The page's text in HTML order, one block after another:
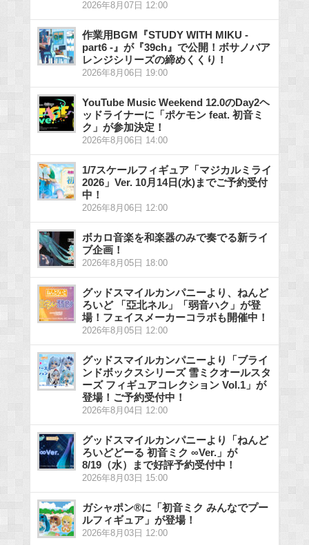
2026年8月07日 12:00
作業用BGM『STUDY WITH MIKU -
part6 -』が『39ch』で公開！ボサノバア
レンジシリーズの締めくくり！
2026年8月06日 19:00
YouTube Music Weekend 12.0のDay2ヘ
ッドライナーに「ポケモン feat. 初音ミ
ク」が参加決定！
2026年8月06日 14:00
1/7スケールフィギュア「マジカルミライ
2026」Ver. 10月14日(水)までご予約受付
中！
2026年8月06日 12:00
ボカロ音楽を和楽器のみで奏でる新ライ
ブ企画！
2026年8月05日 18:00
グッドスマイルカンパニーより、ねんど
ろいど 「亞北ネル」「弱音ハク」が登
場！フェイスメーカーコラボも開催中！
2026年8月05日 12:00
グッドスマイルカンパニーより「ブライ
ンドボックスシリーズ 雪ミクオールスタ
ーズ フィギュアコレクション Vol.1」が
登場！ご予約受付中！
2026年8月04日 12:00
グッドスマイルカンパニーより「ねんど
ろいどどーる 初音ミク ∞Ver.」が
8/19（水）まで好評予約受付中！
2026年8月03日 15:00
ガシャポン®に「初音ミク みんなでプー
ルフィギュア」が登場！
2026年8月03日 12:00